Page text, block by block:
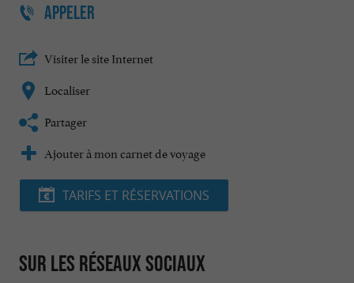
APPELER
Visiter le site Internet
Localiser
Partager
Ajouter à mon carnet de voyage
TARIFS ET RÉSERVATIONS
Sur les réseaux sociaux